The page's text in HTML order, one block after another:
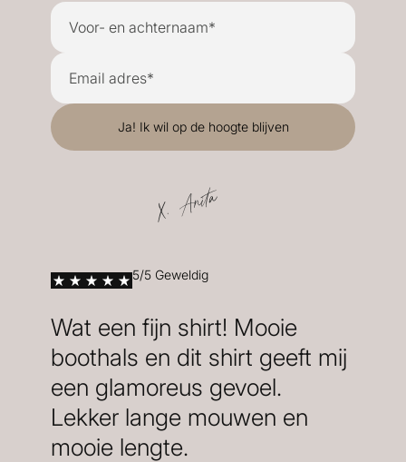
X. Anita
5/5 Geweldig
Wat een fijn shirt! Mooie
boothals en dit shirt geeft mij
een glamoreus gevoel.
Lekker lange mouwen en
mooie lengte.